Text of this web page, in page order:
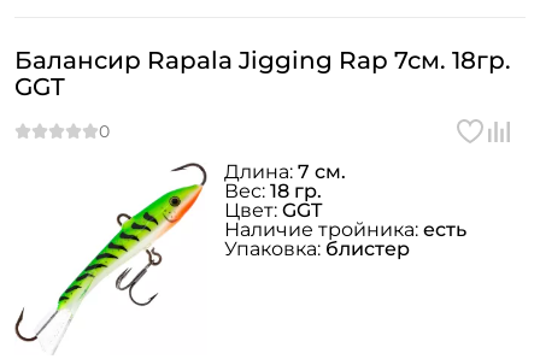
Балансир Rapala Jigging Rap 7см. 18гр.
GGT
Длина: 7 см.
Вес: 18 гр.
Цвет: GGT
Наличие тройника: есть
Упаковка: блистер